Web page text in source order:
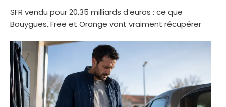
SFR vendu pour 20,35 milliards d’euros : ce que
Bouygues, Free et Orange vont vraiment récupérer